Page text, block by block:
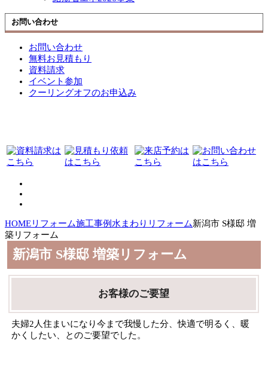
お問い合わせ
お問い合わせ
無料お見積もり
資料請求
イベント参加
クーリングオフのお申込み
HOMEリフォーム施工事例 水まわりリフォーム新潟市 S様邸 増
築リフォーム
新潟市 S様邸 増築リフォーム
お客様のご要望
夫婦2人住まいになり今まで我慢した分、快適で明るく、暖
かくしたい、とのご要望でした。